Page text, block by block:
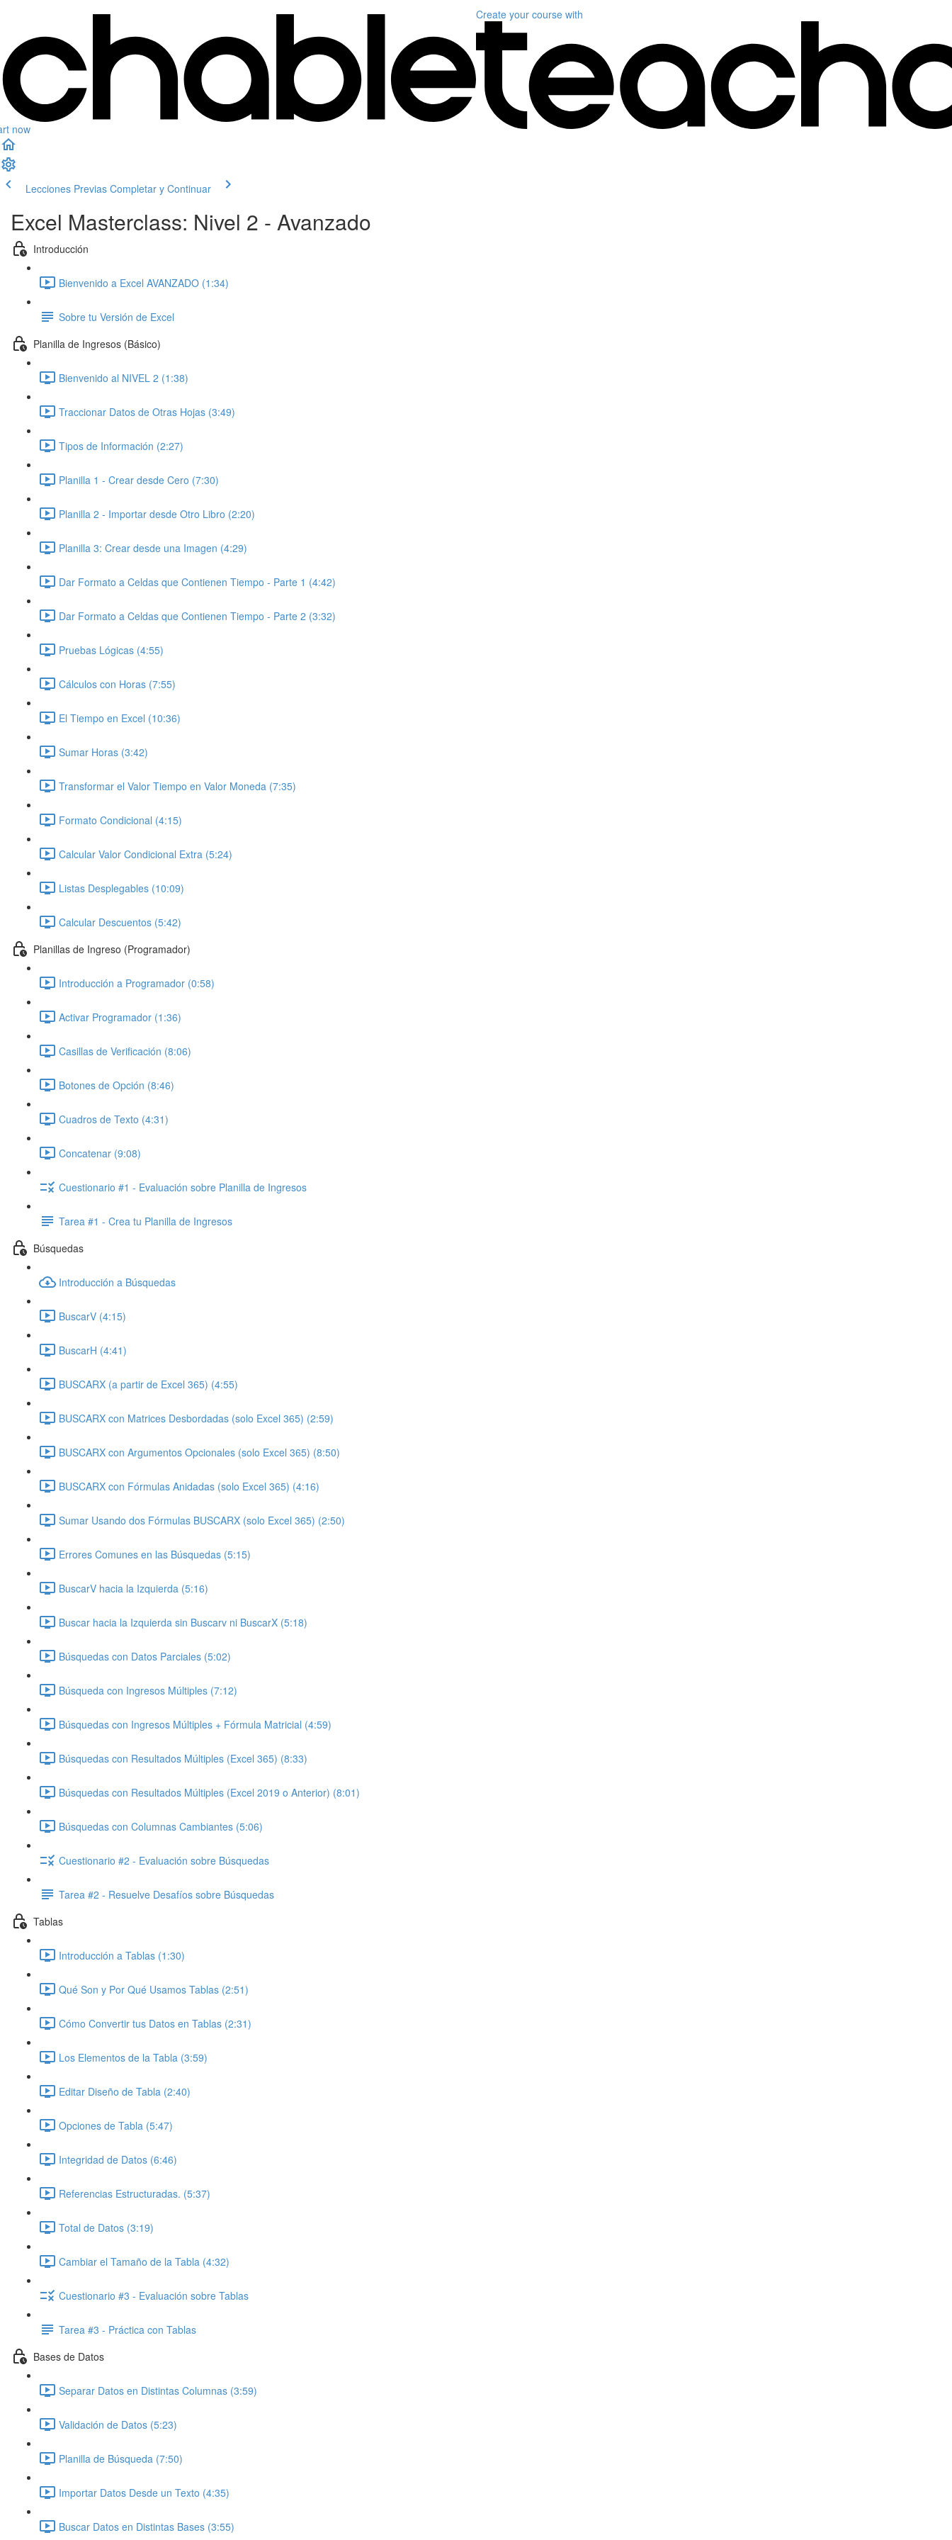
now
Create your course with
Lecciones Previas Completar y Continuar
Excel Masterclass: Nivel 2 - Avanzado
Introducción
Bienvenido a Excel AVANZADO (1:34)
Sobre tu Versión de Excel
Planilla de Ingresos (Básico)
Bienvenido al NIVEL 2 (1:38)
Traccionar Datos de Otras Hojas (3:49)
Tipos de Información (2:27)
Planilla 1 - Crear desde Cero (7:30)
Planilla 2 - Importar desde Otro Libro (2:20)
Planilla 3: Crear desde una Imagen (4:29)
Dar Formato a Celdas que Contienen Tiempo - Parte 1 (4:42)
Dar Formato a Celdas que Contienen Tiempo - Parte 2 (3:32)
Pruebas Lógicas (4:55)
Cálculos con Horas (7:55)
El Tiempo en Excel (10:36)
Sumar Horas (3:42)
Transformar el Valor Tiempo en Valor Moneda (7:35)
Formato Condicional (4:15)
Calcular Valor Condicional Extra (5:24)
Listas Desplegables (10:09)
Calcular Descuentos (5:42)
Planillas de Ingreso (Programador)
Introducción a Programador (0:58)
Activar Programador (1:36)
Casillas de Verificación (8:06)
Botones de Opción (8:46)
Cuadros de Texto (4:31)
Concatenar (9:08)
Cuestionario #1 - Evaluación sobre Planilla de Ingresos
Tarea #1 - Crea tu Planilla de Ingresos
Búsquedas
Introducción a Búsquedas
BuscarV (4:15)
BuscarH (4:41)
BUSCARX (a partir de Excel 365) (4:55)
BUSCARX con Matrices Desbordadas (solo Excel 365) (2:59)
BUSCARX con Argumentos Opcionales (solo Excel 365) (8:50)
BUSCARX con Fórmulas Anidadas (solo Excel 365) (4:16)
Sumar Usando dos Fórmulas BUSCARX (solo Excel 365) (2:50)
Errores Comunes en las Búsquedas (5:15)
BuscarV hacia la Izquierda (5:16)
Buscar hacia la Izquierda sin Buscarv ni BuscarX (5:18)
Búsquedas con Datos Parciales (5:02)
Búsqueda con Ingresos Múltiples (7:12)
Búsquedas con Ingresos Múltiples + Fórmula Matricial (4:59)
Búsquedas con Resultados Múltiples (Excel 365) (8:33)
Búsquedas con Resultados Múltiples (Excel 2019 o Anterior) (8:01)
Búsquedas con Columnas Cambiantes (5:06)
Cuestionario #2 - Evaluación sobre Búsquedas
Tarea #2 - Resuelve Desafíos sobre Búsquedas
Tablas
Introducción a Tablas (1:30)
Qué Son y Por Qué Usamos Tablas (2:51)
Cómo Convertir tus Datos en Tablas (2:31)
Los Elementos de la Tabla (3:59)
Editar Diseño de Tabla (2:40)
Opciones de Tabla (5:47)
Integridad de Datos (6:46)
Referencias Estructuradas. (5:37)
Total de Datos (3:19)
Cambiar el Tamaño de la Tabla (4:32)
Cuestionario #3 - Evaluación sobre Tablas
Tarea #3 - Práctica con Tablas
Bases de Datos
Separar Datos en Distintas Columnas (3:59)
Validación de Datos (5:23)
Planilla de Búsqueda (7:50)
Importar Datos Desde un Texto (4:35)
Buscar Datos en Distintas Bases (3:55)